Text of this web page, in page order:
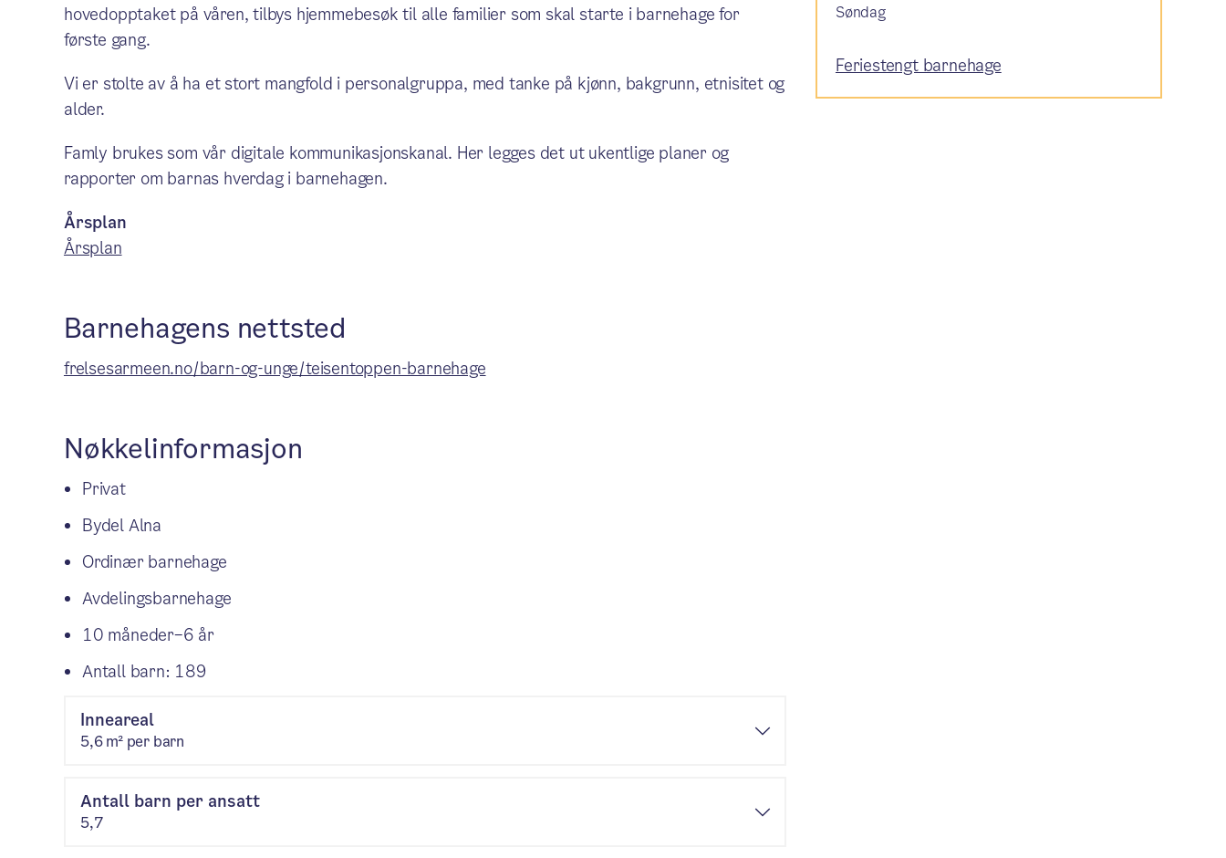
hovedopptaket på våren, tilbys hjemmebesøk til alle familier som skal starte i barnehage for
første gang.
Vi er stolte av å ha et stort mangfold i personalgruppa, med tanke på kjønn, bakgrunn, etnisitet og
alder.
Famly brukes som vår digitale kommunikasjonskanal. Her legges det ut ukentlige planer og
rapporter om barnas hverdag i barnehagen.
Årsplan
Årsplan
Barnehagens nettsted
frelsesarmeen.no/barn-og-unge/teisentoppen-barnehage
Nøkkelinformasjon
Privat
Bydel Alna
Ordinær barnehage
Avdelingsbarnehage
10 måneder–6 år
Antall barn: 189
Inneareal
5,6 m² per barn
Antall barn per ansatt
5,7
Søndag
Feriestengt barnehage